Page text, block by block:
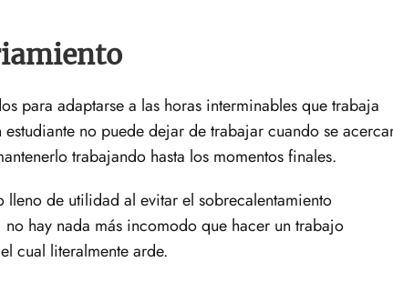
para adaptarse a las horas interminables que trabaja
no puede dejar de trabajar cuando se
trabajando hasta los momentos finales.
lleno de utilidad al evitar el sobrecalentamiento
hay nada más incomodo que hacer un trabajo
cual literalmente arde.